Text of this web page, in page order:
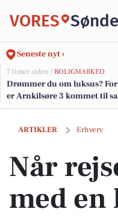
VORES
Seneste nyt ›
7 timer siden | BOLIGMARKED
Drømmer du om luksus?
er Arnkilsøre 3 kommet til
de dyreste boliger til salg her
ARTIKLER Erhverv
Når rejsen starter med
Når
med en